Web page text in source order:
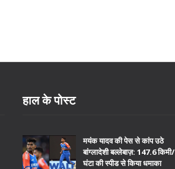
हाल के पोस्ट
मयंक यादव की पेस से कांप उठे
बांग्लादेशी बल्लेबाज़: 147.6 किमी/
घंटा की स्पीड से किया धमाका